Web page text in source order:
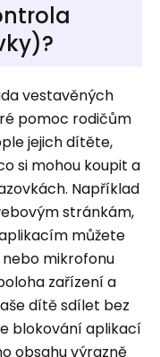
vestavěných
pomoc rodičům
jejich dítěte,
si mohou koupit a
Například
stránkám,
můžete
mikrofonu
zařízení a
dítě sdílet bez
blokování aplikací
obsahu výrazně